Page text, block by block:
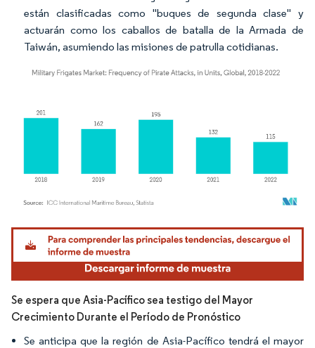
están clasificadas como "buques de segunda clase" y
actuarán como los caballos de batalla de la Armada de
Taiwán, asumiendo las misiones de patrulla cotidianas.
Imagen © Mordor Intelligence. El uso requiere atribución según CC BY 4.0.
Se espera que Asia-Pacífico sea testigo del Mayor
Crecimiento Durante el Período de Pronóstico
Se anticipa que la región de Asia-Pacífico tendrá el mayor